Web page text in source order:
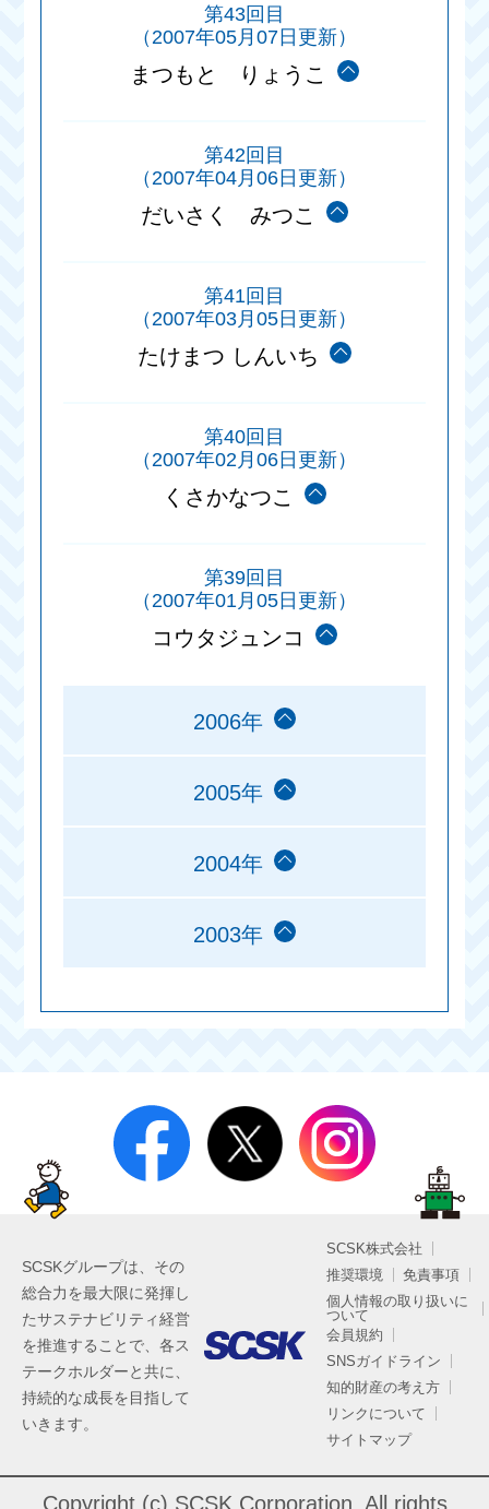
第43回目
（2007年05月07日更新）
まつもと りょうこ
第42回目
（2007年04月06日更新）
だいさく みつこ
第41回目
（2007年03月05日更新）
たけまつ しんいち
第40回目
（2007年02月06日更新）
くさかなつこ
第39回目
（2007年01月05日更新）
コウタジュンコ
2006年
2005年
2004年
2003年
SCSKグループは、その
総合力を最大限に発揮し
たサステナビリティ経営
を推進することで、各ス
テークホルダーと共に、
持続的な成長を目指して
いきます。
SCSK株式会社
推奨環境
免責事項
個人情報の取り扱いに
ついて
会員規約
SNSガイドライン
知的財産の考え方
リンクについて
サイトマップ
Copyright (c) SCSK Corporation. All rights